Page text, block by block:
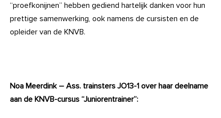
“proefkonijnen” hebben gediend hartelijk danken voor hun
prettige samenwerking, ook namens de cursisten en de
opleider van de KNVB.
Noa Meerdink – Ass. trainsters JO13-1 over haar deelname
aan de KNVB-cursus “Juniorentrainer”: